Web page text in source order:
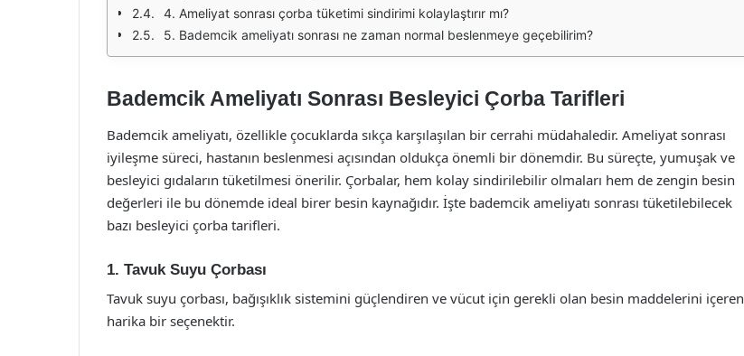
4. Ameliyat sonrası çorba tüketimi sindirimi kolaylaştırır mı?
5. Bademcik ameliyatı sonrası ne zaman normal beslenmeye geçebilirim?
Bademcik Ameliyatı Sonrası Besleyici Çorba Tarifleri
Bademcik ameliyatı, özellikle çocuklarda sıkça karşılaşılan bir cerrahi müdahaledir. Ameliyat sonrası
iyileşme süreci, hastanın beslenmesi açısından oldukça önemli bir dönemdir. Bu süreçte, yumuşak ve
besleyici gıdaların tüketilmesi önerilir. Çorbalar, hem kolay sindirilebilir olmaları hem de zengin besin
değerleri ile bu dönemde ideal birer besin kaynağıdır. İşte bademcik ameliyatı sonrası tüketilebilecek
bazı besleyici çorba tarifleri.
1. Tavuk Suyu Çorbası
Tavuk suyu çorbası, bağışıklık sistemini güçlendiren ve vücut için gerekli olan besin maddelerini içeren
harika bir seçenektir.